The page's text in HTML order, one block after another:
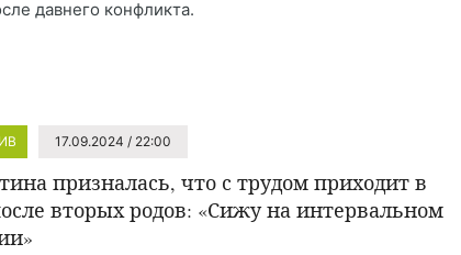
давнего конфликта.
17.09.2024 / 22:00
призналась, что с трудом приходит в
вторых родов: «Сижу на интервальном